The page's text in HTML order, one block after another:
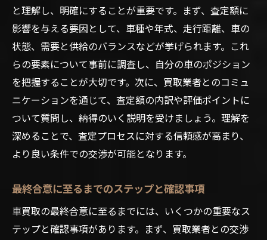
と理解し、明確にすることが重要です。まず、査定額に
影響を与える要因として、車種や年式、走行距離、車の
状態、需要と供給のバランスなどが挙げられます。これ
らの要素について事前に調査し、自分の車のポジション
を把握することが大切です。次に、買取業者とのコミュ
ニケーションを通じて、査定額の内訳や評価ポイントに
ついて質問し、納得のいく説明を受けましょう。理解を
深めることで、査定プロセスに対する信頼感が高まり、
より良い条件での交渉が可能となります。
最終合意に至るまでのステップと確認事項
車買取の最終合意に至るまでには、いくつかの重要なス
テップと確認事項があります。まず、買取業者との交渉